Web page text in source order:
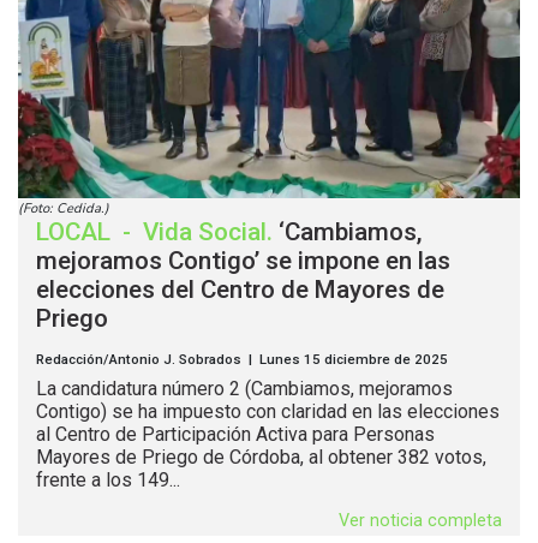
(Foto: Cedida.)
LOCAL - Vida Social . ‘Cambiamos,
mejoramos Contigo’ se impone en las
elecciones del Centro de Mayores de
Priego
Redacción/Antonio J. Sobrados | Lunes 15 diciembre de 2025
La candidatura número 2 (Cambiamos, mejoramos
Contigo) se ha impuesto con claridad en las elecciones
al Centro de Participación Activa para Personas
Mayores de Priego de Córdoba, al obtener 382 votos,
frente a los 149...
Ver noticia completa